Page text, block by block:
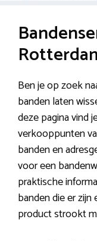
Ben je op zoek
banden laten
deze pagina vind
verkooppunten
banden en
voor een
praktische
banden die er
product strookt